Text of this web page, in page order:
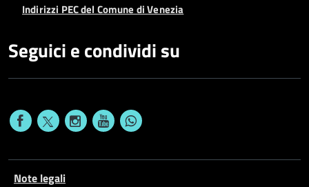
Indirizzi PEC del Comune di Venezia
Seguici e condividi su
Note legali